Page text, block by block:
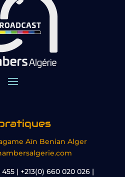
Aïn Benian Alger
| +213(0) 660 020 026 |